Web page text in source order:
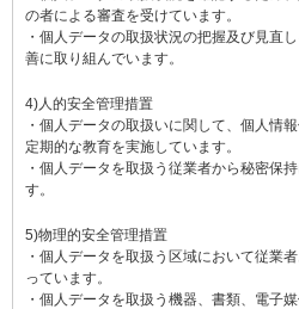
の者による審査を受けています。
・個人データの取扱状況の把握及び見直
善に取り組んでいます。
4)人的安全管理措置
・個人データの取扱いに関して、個人情
定期的な教育を実施しています。
・個人データを取扱う従業者から秘密保
す。
5)物理的安全管理措置
・個人データを取扱う区域において従業
っています。
・個人データを取扱う機器、書類、電子